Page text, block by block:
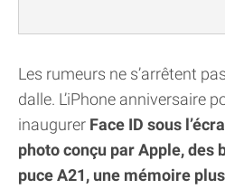
Les rumeurs ne s’arrêtent
dalle. L’iPhone anniversaire
inaugurer Face ID sous
photo conçu par Apple, des
puce A21, une mémoire